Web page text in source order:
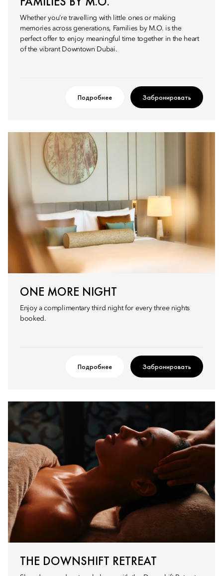
Whether you’re travelling with little ones or making
memories across generations, Families by M.O. is the
perfect offer to enjoy meaningful time together in the heart
of the vibrant Downtown Dubai.
Подробнее Забронировать
ONE MORE NIGHT
Enjoy a complimentary third night for every three nights
booked.
Подробнее Забронировать
THE DOWNSHIFT RETREAT